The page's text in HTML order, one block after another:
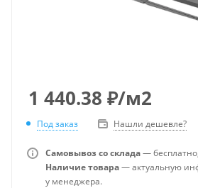
1 440.38 ₽/м2
Под заказ Нашли дешевле?
Самовывоз со склада—
Наличие товара— актуальную
у менеджера.